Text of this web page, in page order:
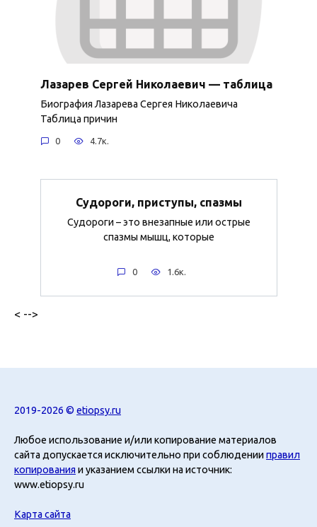
Лазарев Сергей Николаевич — таблица
Биография Лазарева Сергея Николаевича
Таблица причин
0 4.7к.
Судороги, приступы, спазмы
Судороги – это внезапные или острые
спазмы мышц, которые
0 1.6к.
< -->
2019-2026 © etiopsy.ru
Любое использование и/или копирование материалов
сайта допускается исключительно при соблюденииправил
копирования и указанием ссылки на источник:
www.etiopsy.ru
Карта сайта